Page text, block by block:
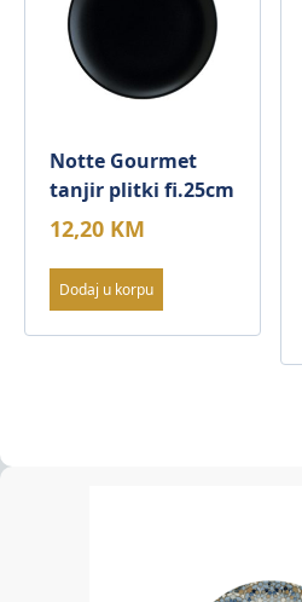
Notte Gourmet
tanjir plitki fi.25cm
12,20 KM
Dodaj u korpu